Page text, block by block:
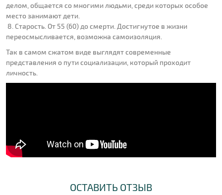
делом, общается со многими людьми, среди которых особое
место занимают дети.
8. Старость. От 55 (60) до смерти. Достигнутое в жизни
переосмысливается, возможна самоизоляция.
Так в самом сжатом виде выглядят современные
представления о пути социализации, который проходит
личность.
ОСТАВИТЬ ОТЗЫВ